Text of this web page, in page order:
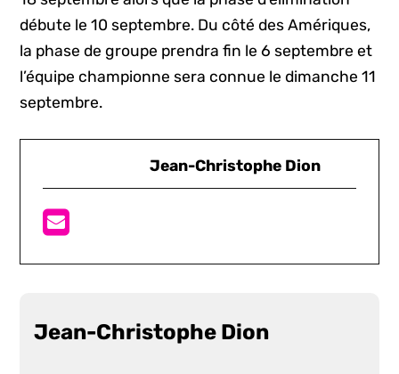
débute le 10 septembre. Du côté des Amériques,
la phase de groupe prendra fin le 6 septembre et
l’équipe championne sera connue le dimanche 11
septembre.
Jean-Christophe Dion
Jean-Christophe Dion